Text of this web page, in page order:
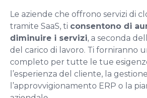
Le aziende che offrono servizi di
tramite SaaS, ti consentono di
diminuire i servizi, a seconda
del carico di lavoro. Ti forniranno
completo per tutte le tue
l’esperienza del cliente, la
l’approvvigionamento ERP o la